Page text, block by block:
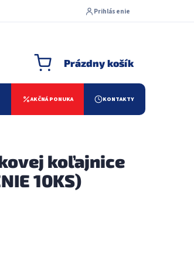
Prihlásenie
NÁKUPNÝ KOŠÍK
Prázdny košík
AKČNÁ PONUKA KONTAKTY
koľajnice
10KS)